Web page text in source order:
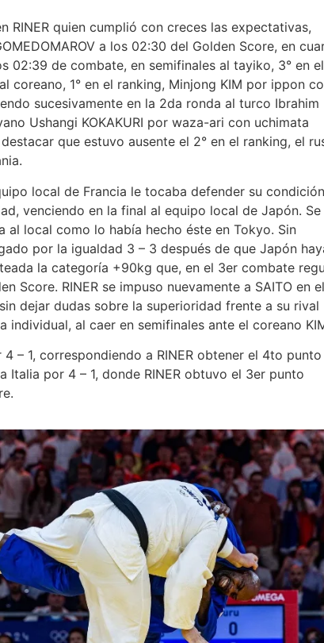
quien cumplió con creces las expectativas,
a los 02:30 del Golden Score, en
02:39 de combate, en semifinales al tayiko, 3° en el
coreano, 1° en el ranking, Minjong KIM por ippon
sucesivamente en la 2da ronda al turco Ibrahim
Ushangi KOKAKURI por waza-ari con uchimata
que estuvo ausente el 2° en el ranking, el
local de Francia le tocaba defender su
venciendo en la final al equipo local de Japón. Se
local como lo había hecho éste en Tokyo. Sin
por la igualdad 3 – 3 después de que Japón
la categoría +90kg que, en el 3er combate
Score. RINER se impuso nuevamente a SAITO en el
dejar dudas sobre la superioridad frente a su rival
al caer en semifinales ante el coreano
1, correspondiendo a RINER obtener el 4to punto
por 4 – 1, donde RINER obtuvo el 3er punto